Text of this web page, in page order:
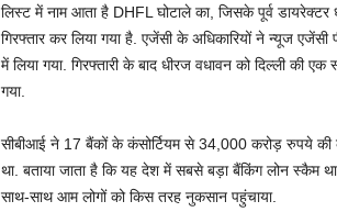
लिस्ट में नाम आता है DHFL घोटाले का, जिसके पूर्व
गिरफ्तार कर लिया गया है. एजेंसी के अधिकारियों ने न्यूज
में लिया गया. गिरफ्तारी के बाद धीरज वधावन को दिल्ली की
गया.
सीबीआई ने 17 बैंकों के कंसोर्टियम से 34,000 करोड़ रुपये की
था. बताया जाता है कि यह देश में सबसे बड़ा बैंकिंग लोन
साथ-साथ आम लोगों को किस तरह नुकसान पहुंचाया.